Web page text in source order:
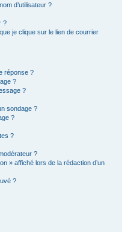
d’utilisateur ?
?
je clique sur le lien de courrier
réponse ?
?
?
sondage ?
?
?
?
» affiché lors de la rédaction d’un
?